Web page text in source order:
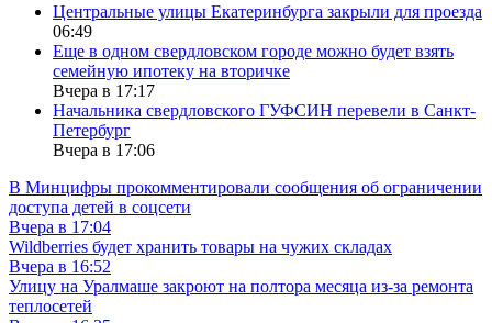
Центральные улицы Екатеринбурга закрыли для проезда
06:49
Еще в одном свердловском городе можно будет взять
семейную ипотеку на вторичке
Вчера в 17:17
Начальника свердловского ГУФСИН перевели в Санкт-
Петербург
Вчера в 17:06
В Минцифры прокомментировали сообщения об ограничении
доступа детей в соцсети
Вчера в 17:04
Wildberries будет хранить товары на чужих складах
Вчера в 16:52
Улицу на Уралмаше закроют на полтора месяца из-за ремонта
теплосетей